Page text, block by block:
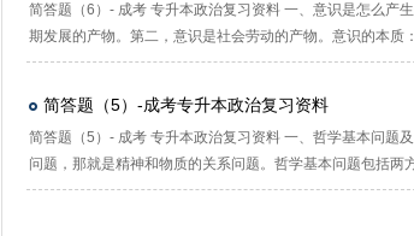
简答题（6）- 成考 专升本政治复习资料 一、意识是怎么产
期发展的产物。第二，意识是社会劳动的产物。意识的本质
简答题（5）-成考专升本政治复习资料
简答题（5）- 成考 专升本政治复习资料 一、哲学基本问题
问题，那就是精神和物质的关系问题。哲学基本问题包括两